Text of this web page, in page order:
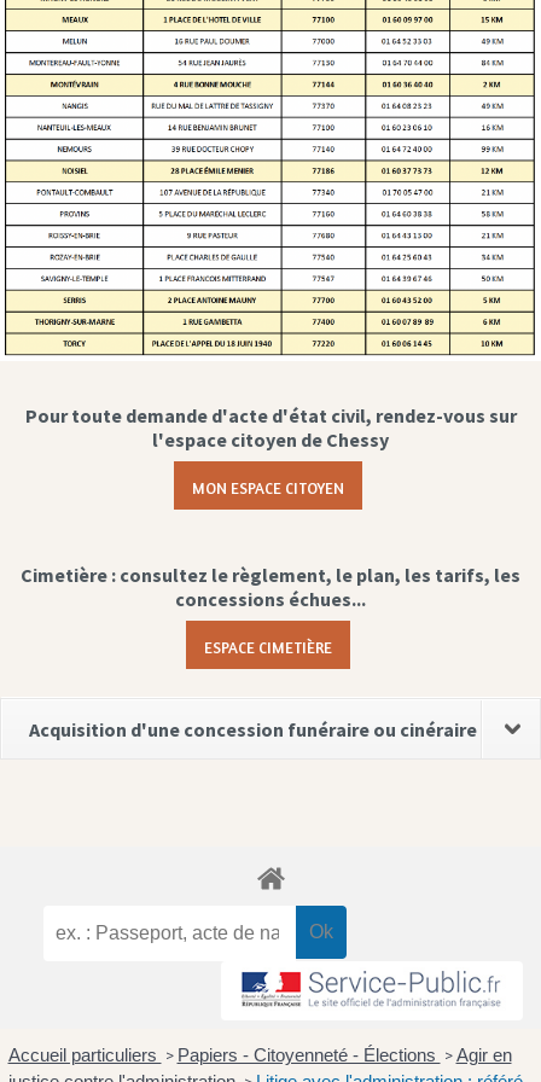
Pour toute demande d'acte d'état civil, rendez-vous sur
l'espace citoyen de Chessy
MON ESPACE CITOYEN
Cimetière : consultez le règlement, le plan, les tarifs, les
concessions échues...
ESPACE CIMETIÈRE
Acquisition d'une concession funéraire ou cinéraire
Accueil particuliers > Papiers - Citoyenneté - Élections > Agir en